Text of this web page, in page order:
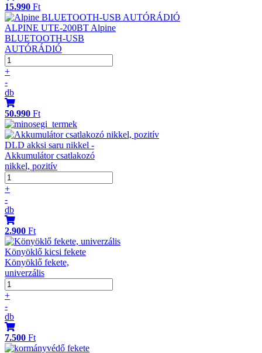
15.990 Ft
ALPINE UTE-200BT Alpine
BLUETOOTH-USB
AUTÓRÁDIÓ
+
-
db
50.990 Ft
DLD akksi saru nikkel -
Akkumulátor csatlakozó
nikkel, pozitív
+
-
db
2.900 Ft
Könyöklő kicsi fekete
Könyöklő fekete,
univerzális
+
-
db
7.500 Ft